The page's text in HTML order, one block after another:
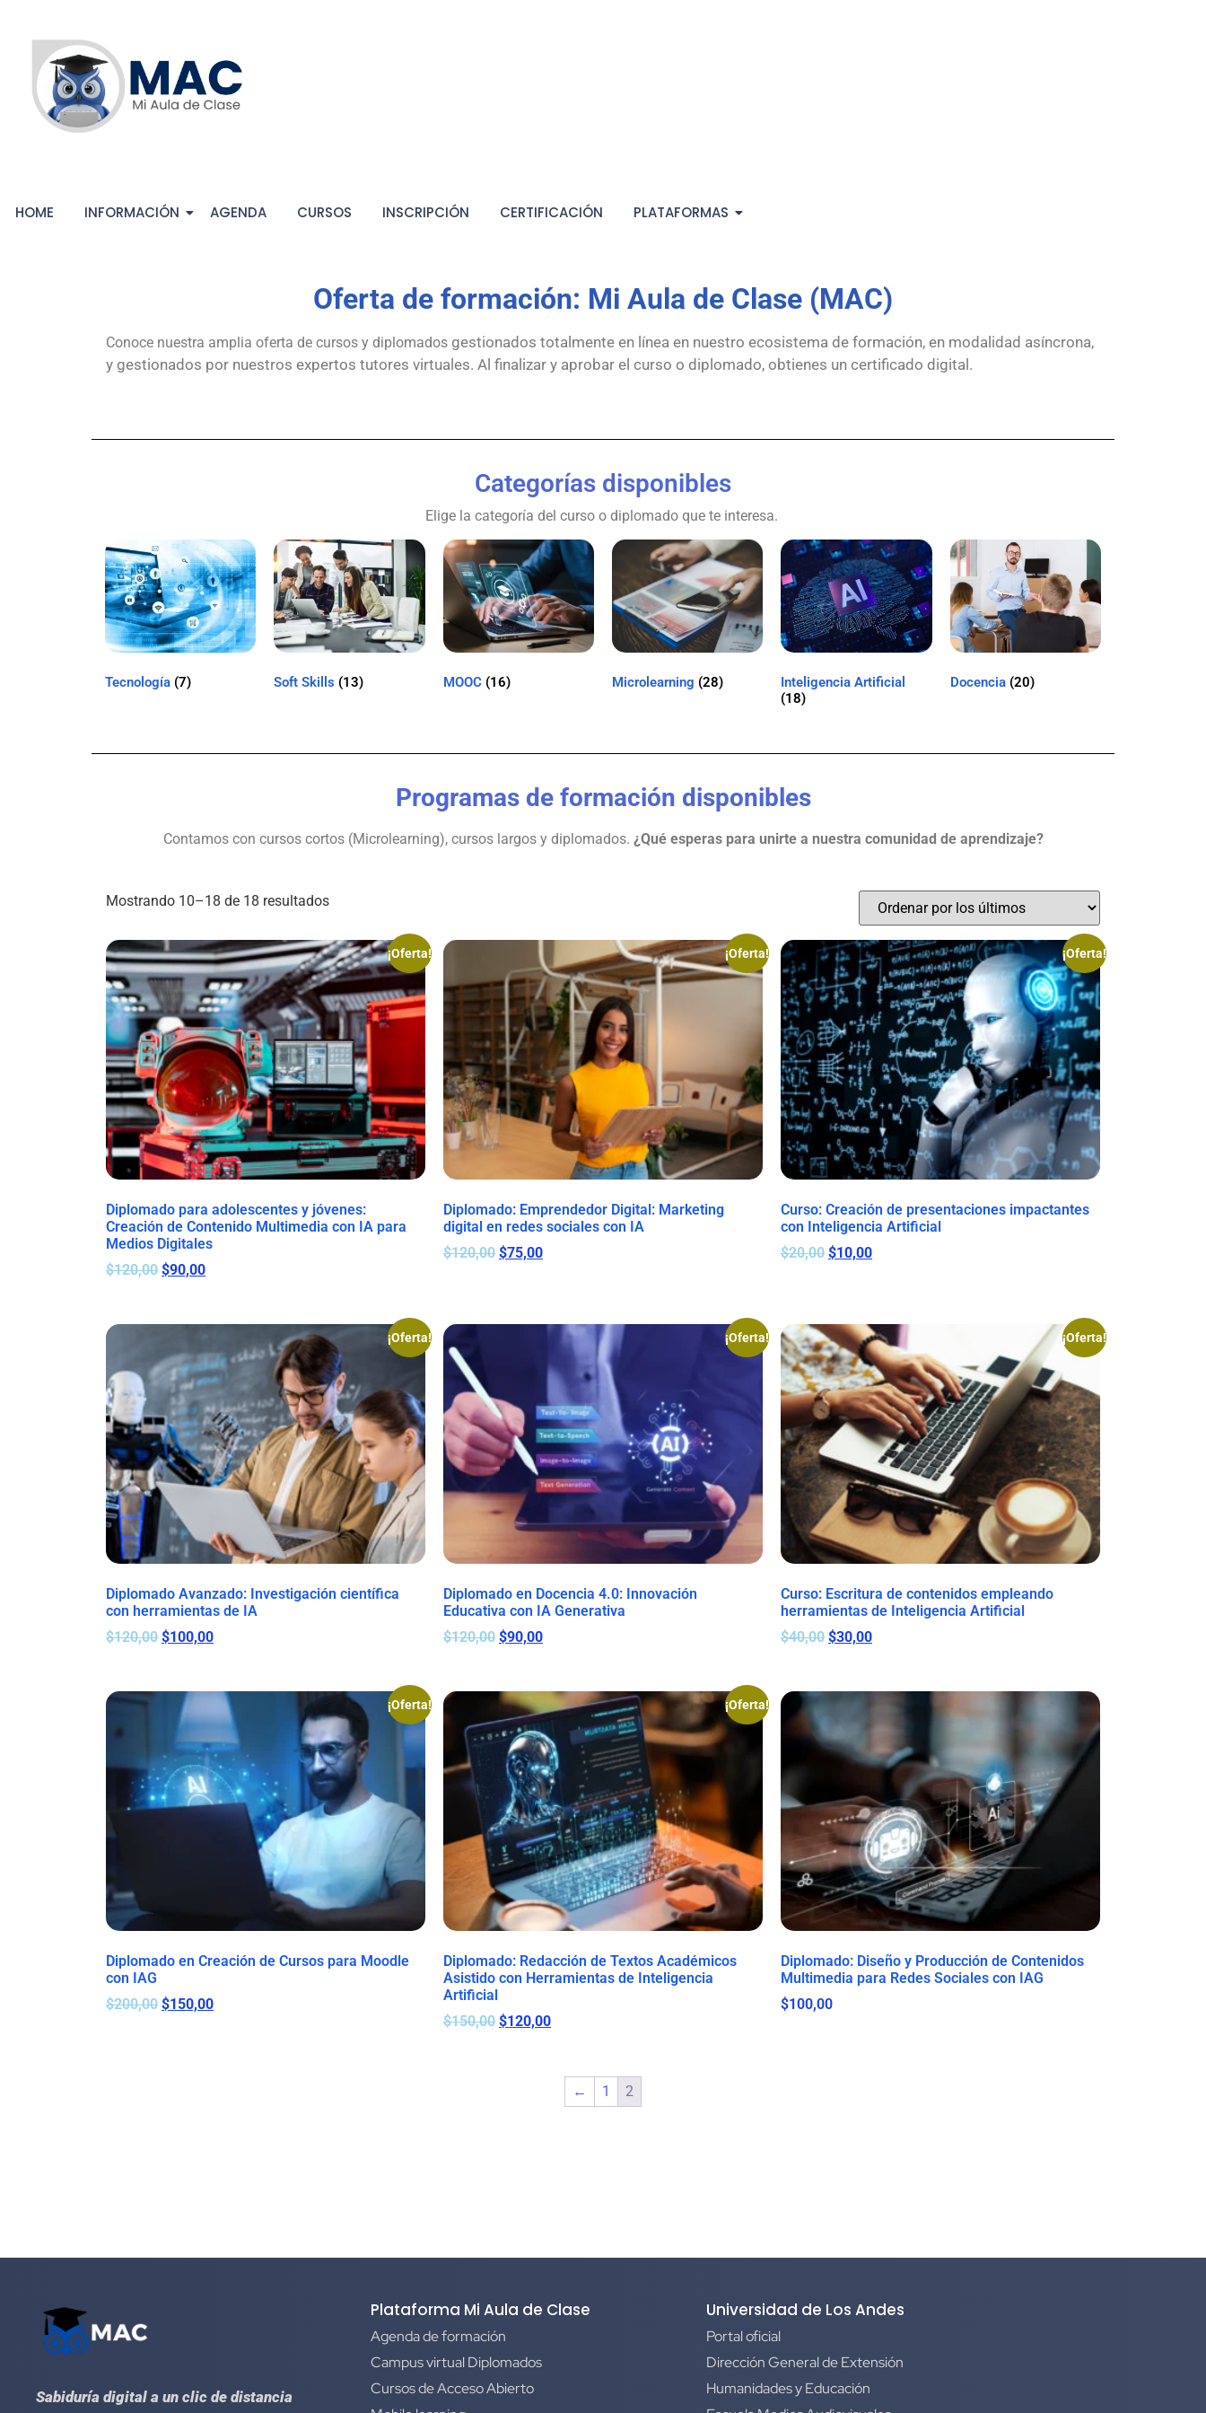
HOME INFORMACIÓN AGENDA CURSOS INSCRIPCIÓN CERTIFICACIÓN PLATAFORMAS
Oferta de formación: Mi Aula de Clase (MAC)
Conoce nuestra amplia oferta de cursos y diplomados gestionados totalmente en línea en nuestro ecosistema de formación, en modalidad asíncrona,
y gestionados por nuestros expertos tutores virtuales. Al finalizar y aprobar el curso o diplomado, obtienes un certificado digital.
Categorías disponibles
Elige la categoría del curso o diplomado que te interesa.
Tecnología (7) Soft Skills (13) MOOC (16) Microlearning (28)
Inteligencia Artificial
(18)
Docencia (20)
Programas de formación disponibles
Contamos con cursos cortos (Microlearning), cursos largos y diplomados. ¿Qué esperas para unirte a nuestra comunidad de aprendizaje?
Mostrando 10–18 de 18 resultados
¡Oferta!
Diplomado para adolescentes y jóvenes:
Creación de Contenido Multimedia con IA para
Medios Digitales
$120,00 $90,00
¡Oferta!
Diplomado: Emprendedor Digital: Marketing
digital en redes sociales con IA
$120,00 $75,00
¡Oferta!
Curso: Creación de presentaciones impactantes
con Inteligencia Artificial
$20,00 $10,00
¡Oferta!
Diplomado Avanzado: Investigación científica
con herramientas de IA
$120,00 $100,00
¡Oferta!
Diplomado en Docencia 4.0: Innovación
Educativa con IA Generativa
$120,00 $90,00
¡Oferta!
Curso: Escritura de contenidos empleando
herramientas de Inteligencia Artificial
$40,00 $30,00
¡Oferta!
Diplomado en Creación de Cursos para Moodle
con IAG
$200,00 $150,00
¡Oferta!
Diplomado: Redacción de Textos Académicos
Asistido con Herramientas de Inteligencia
Artificial
$150,00 $120,00
Diplomado: Diseño y Producción de Contenidos
Multimedia para Redes Sociales con IAG
$100,00
← 1 2
Sabiduría digital a un clic de distancia
Plataforma Mi Aula de Clase
Agenda de formación
Campus virtual Diplomados
Cursos de Acceso Abierto
Universidad de Los Andes
Portal oficial
Dirección General de Extensión
Humanidades y Educación